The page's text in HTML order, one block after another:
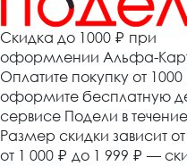
Cкидка до 1000 ₽ при
оформлении Альфа-
Оплатите покупку от 1000
оформите бесплатную
сервисе Подели в
Размер скидки зависит
от 1 000 ₽ до 1 999 ₽ —